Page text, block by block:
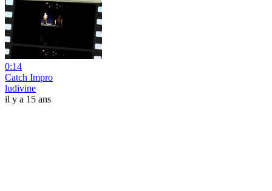
0:14
Catch Impro
ludivine
il y a 15 ans